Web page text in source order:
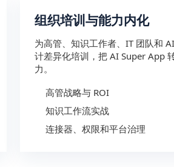
组织培训与能力内化
为高管、知识工作者、IT 团队和
计差异化培训，把 AI Super App
力。
高管战略与 ROI
知识工作流实战
连接器、权限和平台治理